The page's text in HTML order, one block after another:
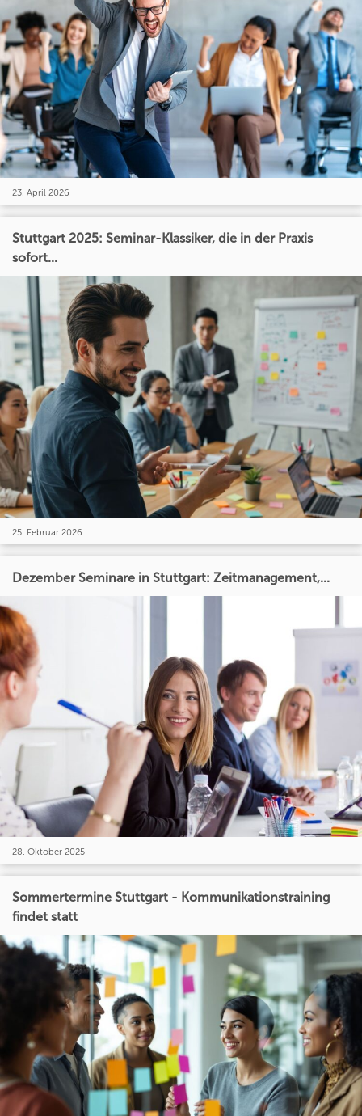
23. April 2026
Stuttgart 2025: Seminar-Klassiker, die in der Praxis
sofort...
25. Februar 2026
Dezember Seminare in Stuttgart: Zeitmanagement,...
28. Oktober 2025
Sommertermine Stuttgart - Kommunikationstraining
findet statt